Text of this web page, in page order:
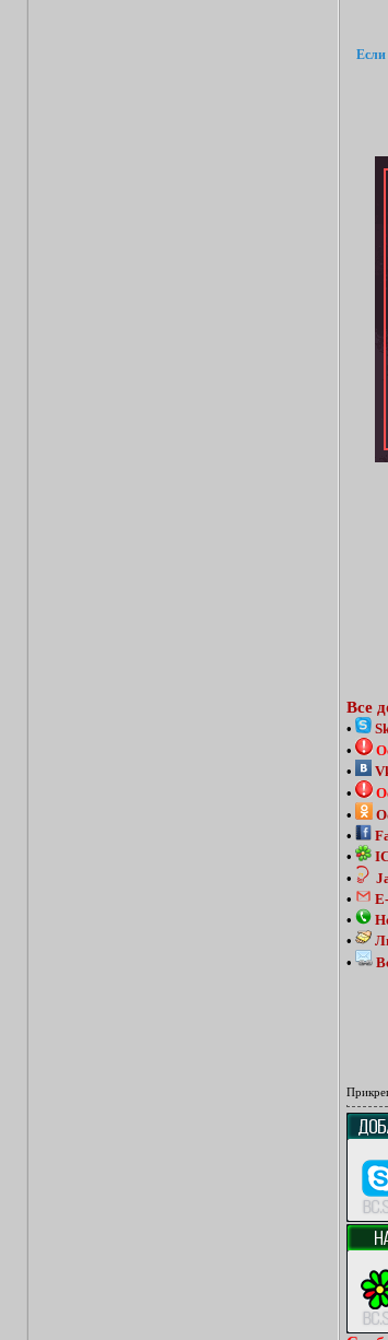
Если
Все
•
•
•
•
•
•
•
•
•
•
•
•